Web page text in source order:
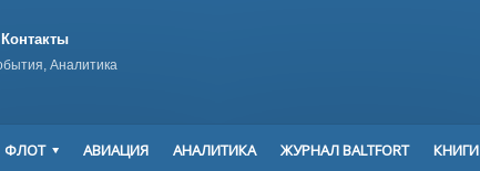
Контакты
Аналитика
ФЛОТ АВИАЦИЯ АНАЛИТИКА ЖУРНАЛ BALTFORT КНИГИ